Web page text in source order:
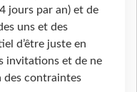
jours par an) et de
uns et des
d’être juste en
invitations et de ne
des contraintes